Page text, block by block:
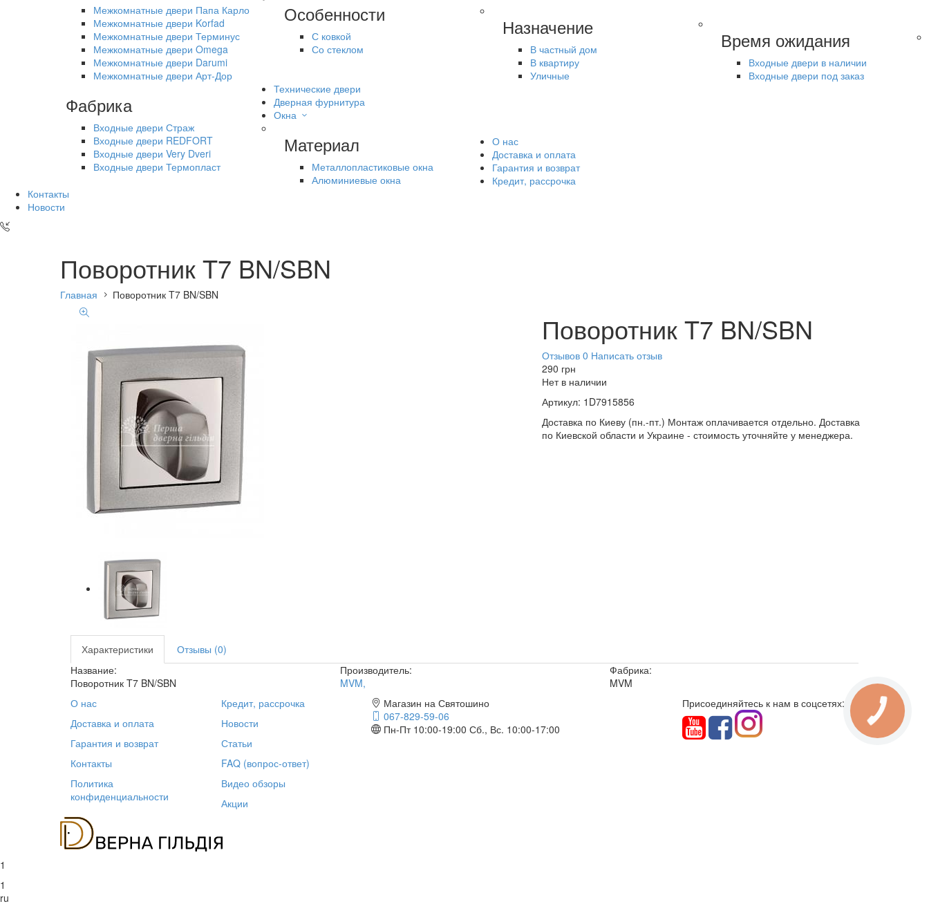
Межкомнатные двери Папа Карло
Межкомнатные двери Korfad
Межкомнатные двери Терминус
Межкомнатные двери Omega
Межкомнатные двери Darumi
Межкомнатные двери Арт-Дор
Особенности
С ковкой
Со стеклом
Назначение
В частный дом
В квартиру
Уличные
Время ожидания
Входные двери в наличии
Входные двери под заказ
Фабрика
Входные двери Страж
Входные двери REDFORT
Входные двери Very Dveri
Входные двери Термопласт
Технические двери
Дверная фурнитура
Окна
Материал
Металлопластиковые окна
Алюминиевые окна
О нас
Доставка и оплата
Гарантия и возврат
Кредит, рассрочка
Контакты
Новости
Поворотник T7 BN/SBN
Главная Поворотник T7 BN/SBN
Поворотник T7 BN/SBN
Отзывов 0 Написать отзыв
290 грн
Нет в наличии
Артикул: 1D7915856
Доставка по Киеву (пн.-пт.) Монтаж оплачивается отдельно. Доставка
по Киевской области и Украине - стоимость уточняйте у менеджера.
Характеристики
Отзывы (0)
Название:
Поворотник T7 BN/SBN
Производитель:
MVM,
Фабрика:
MVM
О нас
Доставка и оплата
Гарантия и возврат
Контакты
Политика
конфиденциальности
Кредит, рассрочка
Новости
Статьи
FAQ (вопрос-ответ)
Видео обзоры
Акции
Магазин на Святошино
067-829-59-06
Пн-Пт 10:00-19:00 Сб., Вс. 10:00-17:00
Присоединяйтесь к нам в соцсетях:
1
1
ru